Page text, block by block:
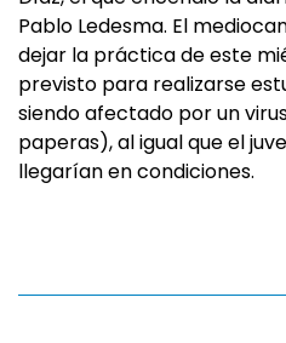
Pablo Ledesma. El
dejar la práctica de este
previsto para realizarse
siendo afectado por un
paperas), al igual que el
llegarían en condiciones.